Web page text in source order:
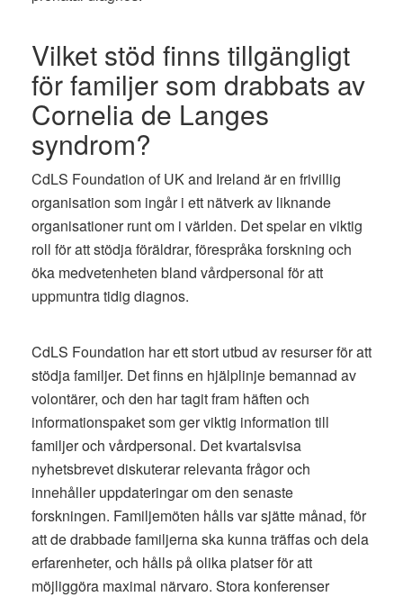
Vilket stöd finns tillgängligt
för familjer som drabbats av
Cornelia de Langes
syndrom?
CdLS Foundation of UK and Ireland är en frivillig
organisation som ingår i ett nätverk av liknande
organisationer runt om i världen. Det spelar en viktig
roll för att stödja föräldrar, förespråka forskning och
öka medvetenheten bland vårdpersonal för att
uppmuntra tidig diagnos.
CdLS Foundation har ett stort utbud av resurser för att
stödja familjer. Det finns en hjälplinje bemannad av
volontärer, och den har tagit fram häften och
informationspaket som ger viktig information till
familjer och vårdpersonal. Det kvartalsvisa
nyhetsbrevet diskuterar relevanta frågor och
innehåller uppdateringar om den senaste
forskningen. Familjemöten hålls var sjätte månad, för
att de drabbade familjerna ska kunna träffas och dela
erfarenheter, och hålls på olika platser för att
möjliggöra maximal närvaro. Stora konferenser